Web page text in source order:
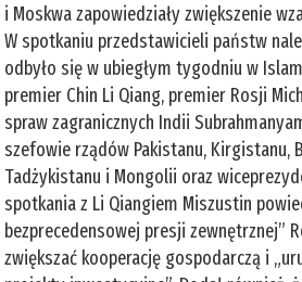
i Moskwa zapowiedziały zwiększenie
W spotkaniu przedstawicieli państw
odbyło się w ubiegłym tygodniu w
premier Chin Li Qiang, premier Rosji
spraw zagranicznych Indii
szefowie rządów Pakistanu, Kirgistanu,
Tadżykistanu i Mongolii oraz
spotkania z Li Qiangiem Miszustin
bezprecedensowej presji zewnętrznej”
zwiększać kooperację gospodarczą i